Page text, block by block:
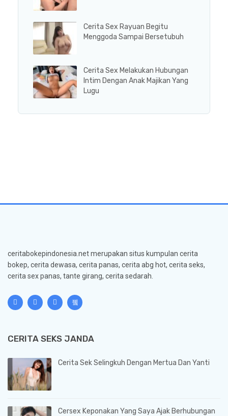
Cerita Sex Rayuan Begitu
Menggoda Sampai Bersetubuh
Cerita Sex Melakukan Hubungan
Intim Dengan Anak Majikan Yang
Lugu
ceritabokepindonesia.net merupakan situs kumpulan cerita
bokep, cerita dewasa, cerita panas, cerita abg hot, cerita seks,
cerita sex panas, tante girang, cerita sedarah.
CERITA SEKS JANDA
Cerita Sek Selingkuh Dengan Mertua Dan Yanti
Cersex Keponakan Yang Saya Ajak Berhubungan